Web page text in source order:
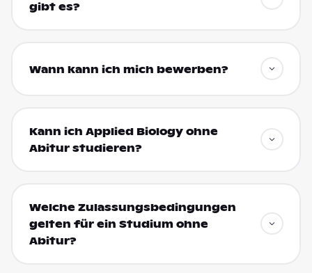
gibt es?
Wann kann ich mich bewerben?
Kann ich Applied Biology ohne
Abitur studieren?
Welche Zulassungsbedingungen
gelten für ein Studium ohne
Abitur?